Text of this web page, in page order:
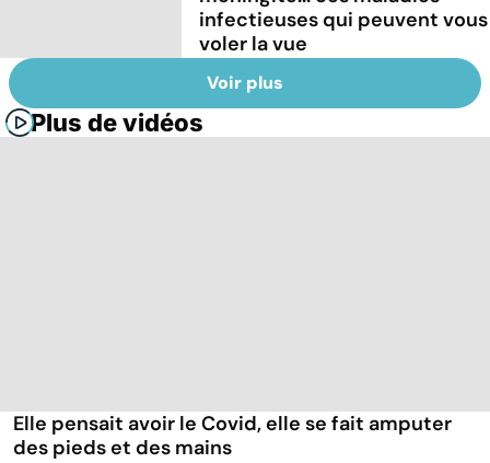
infectieuses qui peuvent vous
voler la vue
Voir plus
Plus de vidéos
Elle pensait avoir le Covid, elle se fait amputer
des pieds et des mains